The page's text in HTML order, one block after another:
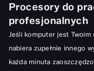
Procesory do
profesjonalnych
Jeśli komputer jest
nabiera zupełnie innego
każda minuta